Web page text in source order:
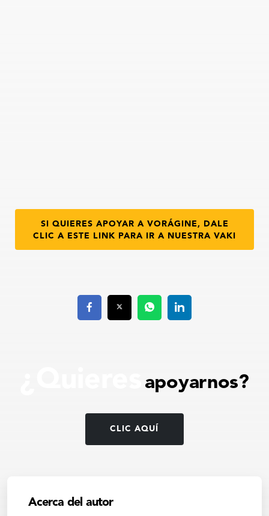
SI QUIERES APOYAR A VORÁGINE, DALE
CLIC A ESTE LINK PARA IR A NUESTRA VAKI
apoyarnos?
CLIC AQUÍ
Acerca del autor